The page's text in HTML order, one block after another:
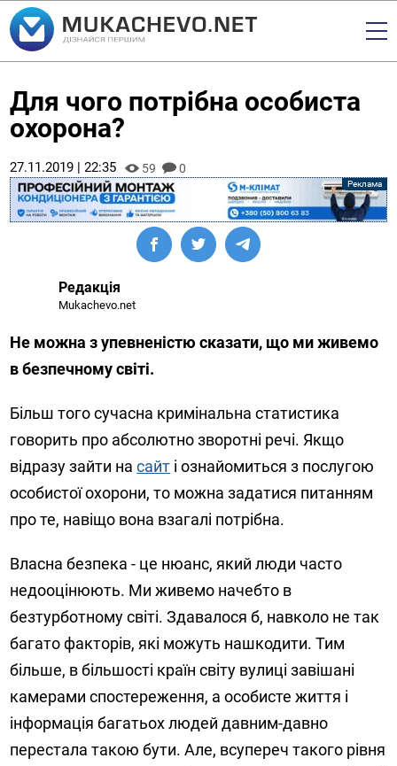
Для чого потрібна особиста
охорона?
27.11.2019 | 22:35 59 0
Редакція
Mukachevo.net
Не можна з упевненістю сказати, що ми живемо
в безпечному світі.
Більш того сучасна кримінальна статистика
говорить про абсолютно зворотні речі. Якщо
відразу зайти насайт і ознайомиться з послугою
особистої охорони, то можна задатися питанням
про те, навіщо вона взагалі потрібна.
Власна безпека - це нюанс, який люди часто
недооцінюють. Ми живемо начебто в
безтурботному світі. Здавалося б, навколо не так
багато факторів, які можуть нашкодити. Тим
більше, в більшості країн світу вулиці завішані
камерами спостереження, а особисте життя і
інформація багатьох людей давним-давно
перестала такою бути. Але, всупереч такого рівня